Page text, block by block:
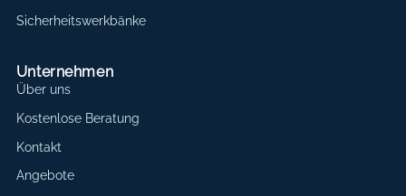
Sicherheitswerkbänke
Unternehmen
Über uns
Kostenlose Beratung
Kontakt
Angebote